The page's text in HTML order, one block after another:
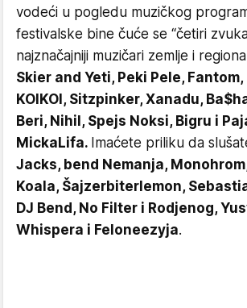
vodeći u pogledu muzičkog
festivalske bine čuće se “četiri
najznačajniji muzičari zemlje i
Skier and Yeti, Peki Pele,
KOIKOI, Sitzpinker, Xanadu,
Beri, Nihil, Spejs Noksi, Bigru i
MickaLifa. Imaćete priliku da
Jacks, bend Nemanja,
Koala, Šajzerbiterlemon,
DJ Bend, No Filter i Rodjenog,
Whispera i Feloneezyja.